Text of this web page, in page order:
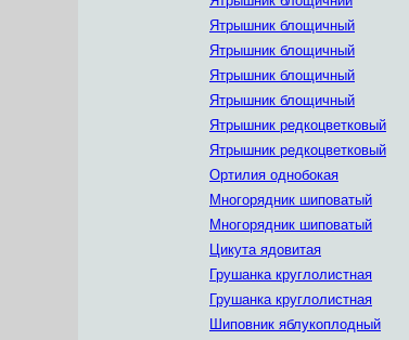
Ятрышник блощичный
Ятрышник блощичный
Ятрышник блощичный
Ятрышник блощичный
Ятрышник редкоцветковый
Ятрышник редкоцветковый
Ортилия однобокая
Многорядник шиповатый
Многорядник шиповатый
Цикута ядовитая
Грушанка круглолистная
Грушанка круглолистная
Шиповник яблукоплодный